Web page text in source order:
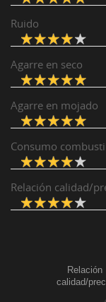
Ruido
Agarre en seco
Agarre en mojado
Consumo
Relación calidad/
Relación
calidad/